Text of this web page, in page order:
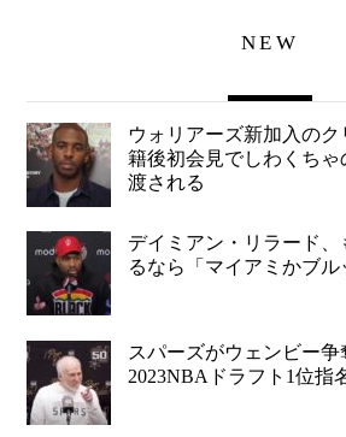
NEW
ウォリアーズ新加入の
籍後初会見でしわくち
渡される
デイミアン・リラード
るなら「マイアミかブル
スパーズがウェンビー争
2023NBAドラフト1位指